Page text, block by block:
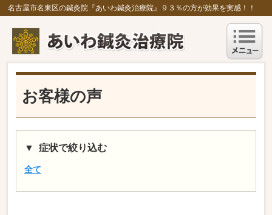
名古屋市名東区の鍼灸院『あいわ鍼灸治療院』９３％の方が効果を実感！！
お客様の声
症状で絞り込む
全て